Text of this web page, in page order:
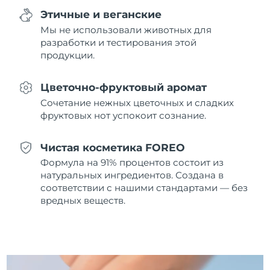
Этичные и веганские
Мы не использовали животных для
разработки и тестирования этой
продукции.
Цветочно-фруктовый аромат
Сочетание нежных цветочных и сладких
фруктовых нот успокоит сознание.
Чистая косметика FOREO
Формула на 91% процентов состоит из
натуральных ингредиентов. Создана в
соответствии с нашими стандартами — без
вредных веществ.
Нидерланды
Ожидаемая дата доставки
Норвегия
Ожидаемая дата доставки
Оман
Филиппины
Ожидаемая дата доставки
8/13/26
8/10/26